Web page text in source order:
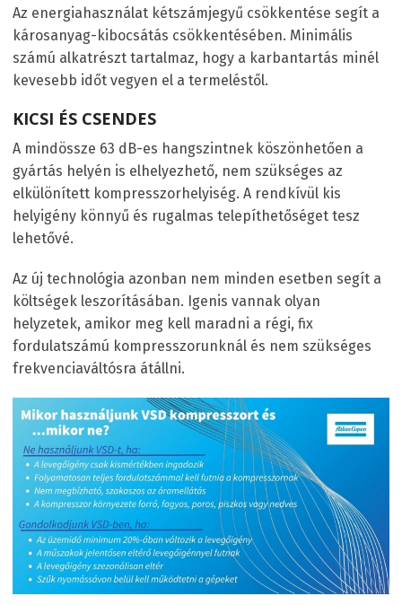
Az energiahasználat kétszámjegyű csökkentése segít a
károsanyag-kibocsátás csökkentésében. Minimális
számú alkatrészt tartalmaz, hogy a karbantartás minél
kevesebb időt vegyen el a termeléstől.
KICSI ÉS CSENDES
A mindössze 63 dB-es hangszintnek köszönhetően a
gyártás helyén is elhelyezhető, nem szükséges az
elkülönített kompresszorhelyiség. A rendkívül kis
helyigény könnyű és rugalmas telepíthetőséget tesz
lehetővé.
Az új technológia azonban nem minden esetben segít a
költségek leszorításában. Igenis vannak olyan
helyzetek, amikor meg kell maradni a régi, fix
fordulatszámú kompresszorunknál és nem szükséges
frekvenciaváltósra átállni.